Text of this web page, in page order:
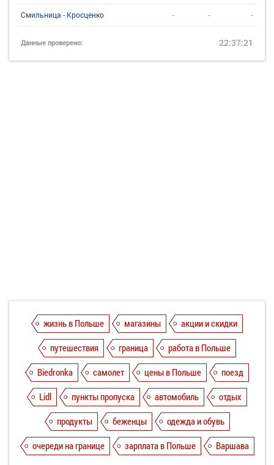
Смильница - Кросценко - - -
Данные проверено: 22:37:21
жизнь в Польше магазины
акции и скидки
путешествия
граница
работа в Польше
Biedronka
самолет цены в Польше
поезд
Lidl
пункты пропуска автомобиль
отдых
продукты
беженцы
одежда и обувь
очереди на границе
зарплата в Польше Варшава